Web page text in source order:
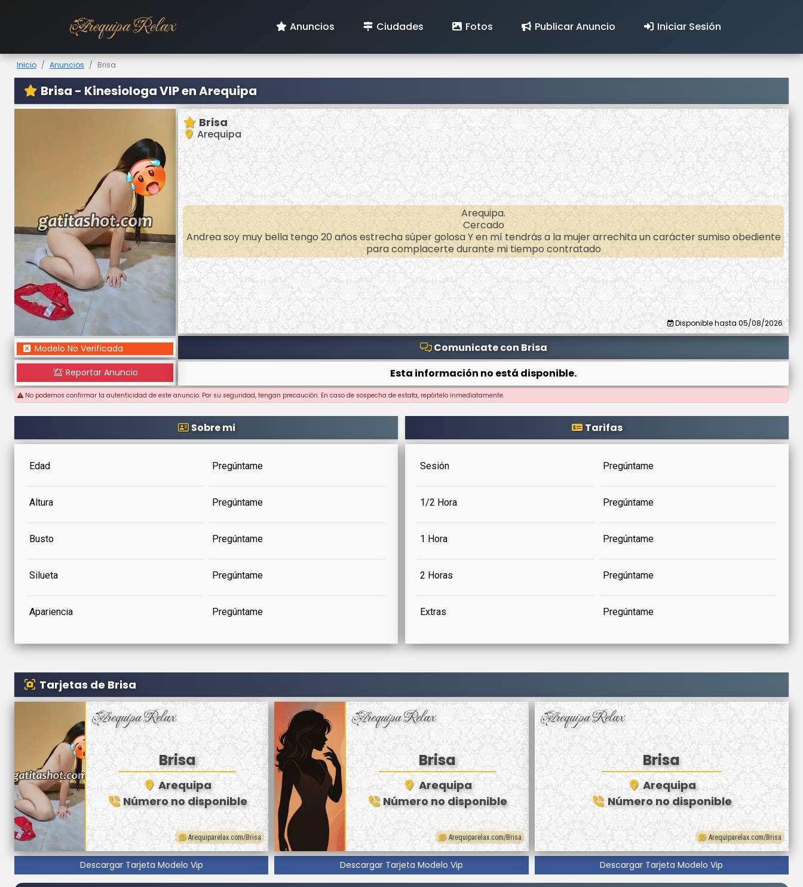
Arequipa Relax Anuncios Ciudades Fotos Publicar Anuncio Iniciar Sesión
Inicio Anuncios Brisa
Brisa - Kinesiologa VIP en Arequipa
Modelo No Verificada
Reportar Anuncio
Brisa
Arequipa
Arequipa.
Cercado
Andrea soy muy bella tengo 20 años estrecha súper golosa Y en mí tendrás a la mujer arrechita un carácter sumiso obediente
para complacerte durante mi tiempo contratado
Disponible hasta 05/08/2026
Comunicate con Brisa
Esta información no está disponible.
No podemos confirmar la autenticidad de este anuncio. Por su seguridad, tengan precaución. En caso de sospecha de estafa, repórtelo inmediatamente.
Sobre mi
Edad Pregúntame
Altura Pregúntame
Busto Pregúntame
Silueta Pregúntame
Apariencia Pregúntame
Tarifas
Sesión Pregúntame
1/2 Hora Pregúntame
1 Hora Pregúntame
2 Horas Pregúntame
Extras Pregúntame
Tarjetas de Brisa
Arequipa Relax
Brisa
Arequipa
Número no disponible
Arequiparelax.com/Brisa
Descargar Tarjeta Modelo Vip
Arequipa Relax
Brisa
Arequipa
Número no disponible
Arequiparelax.com/Brisa
Descargar Tarjeta Modelo Vip
Arequipa Relax
Brisa
Arequipa
Número no disponible
Arequiparelax.com/Brisa
Descargar Tarjeta Modelo Vip